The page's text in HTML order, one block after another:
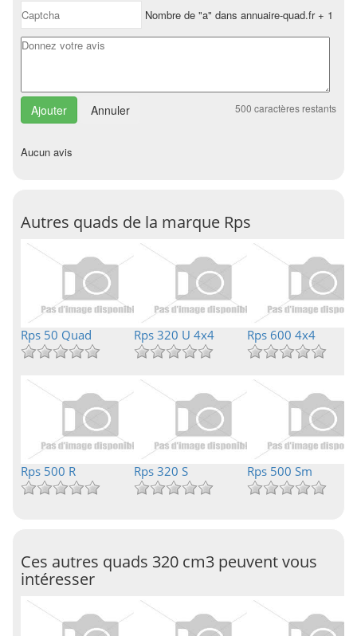
Nombre de "a" dans annuaire-quad.fr + 1
Annuler 500 caractères restants
Aucun avis
Autres quads de la marque Rps
Rps 50 Quad Rps 320 U 4x4 Rps 600 4x4
Rps 500 R Rps 320 S Rps 500 Sm
Ces autres quads 320 cm3 peuvent vous
intéresser